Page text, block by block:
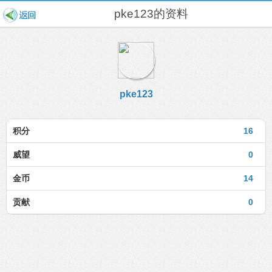
pke123的资料
pke123
16
积分
0
威望
14
金币
0
贡献